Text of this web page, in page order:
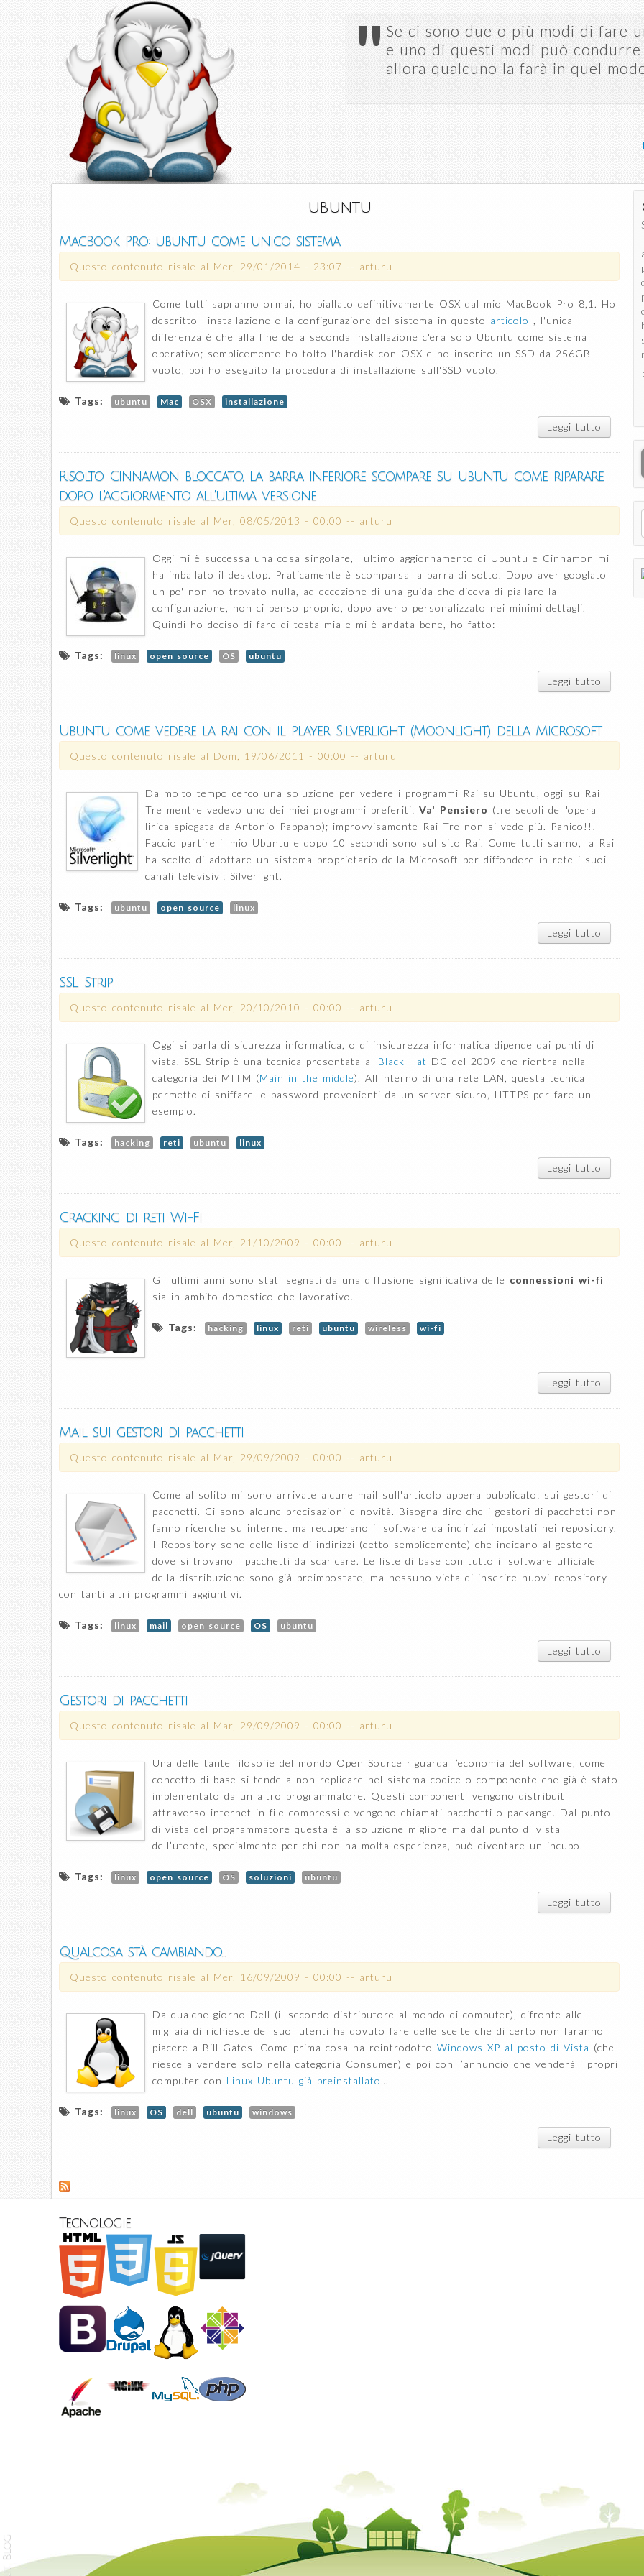
principale
" Se ci sono due o più modi di fare
e uno di questi modi può
allora qualcuno la farà in quel
ubuntu
MacBook Pro: ubuntu come unico sistema
Questo contenuto risale al Mer, 29/01/2014 - 23:07 -- arturu
Come tutti sapranno ormai, ho piallato definitivamente OSX dal mio MacBook Pro 8,1. Ho
descritto l'installazione e la configurazione del sistema in questo articolo , l'unica
differenza è che alla fine della seconda installazione c'era solo Ubuntu come sistema
operativo; semplicemente ho tolto l'hardisk con OSX e ho inserito un SSD da 256GB
vuoto, poi ho eseguito la procedura di installazione sull'SSD vuoto.
Tags: ubuntu Mac OSX installazione
Leggi tutto
Pro:
unico
sistema
Risolto Cinnamon bloccato, la barra inferiore scompare su ubuntu come riparare
dopo l'aggiormento all'ultima versione
Questo contenuto risale al Mer, 08/05/2013 - 00:00 -- arturu
Oggi mi è successa una cosa singolare, l'ultimo aggiornamento di Ubuntu e Cinnamon mi
ha imballato il desktop. Praticamente è scomparsa la barra di sotto. Dopo aver googlato
un po' non ho trovato nulla, ad eccezione di una guida che diceva di piallare la
configurazione, non ci penso proprio, dopo averlo personalizzato nei minimi dettagli.
Quindi ho deciso di fare di testa mia e mi è andata bene, ho fatto:
Tags: linux open source OS ubuntu
Leggi tutto
ubuntu
Ubuntu come vedere la rai con il player Silverlight (Moonlight) della Microsoft
Questo contenuto risale al Dom, 19/06/2011 - 00:00 -- arturu
Da molto tempo cerco una soluzione per vedere i programmi Rai su Ubuntu, oggi su Rai
Tre mentre vedevo uno dei miei programmi preferiti: Va' Pensiero (tre secoli dell'opera
lirica spiegata da Antonio Pappano); improvvisamente Rai Tre non si vede più. Panico!!!
Faccio partire il mio Ubuntu e dopo 10 secondi sono sul sito Rai. Come tutti sanno, la Rai
ha scelto di adottare un sistema proprietario della Microsoft per diffondere in rete i suoi
canali televisivi: Silverlight.
Tags: ubuntu open source linux
Leggi tutto
vedere
SSL Strip
Questo contenuto risale al Mer, 20/10/2010 - 00:00 -- arturu
Oggi si parla di sicurezza informatica, o di insicurezza informatica dipende dai punti di
vista. SSL Strip è una tecnica presentata al Black Hat DC del 2009 che rientra nella
categoria dei MITM (Main in the middle). All'interno di una rete LAN, questa tecnica
permette di sniffare le password provenienti da un server sicuro, HTTPS per fare un
esempio.
Tags: hacking reti ubuntu linux
Leggi tutto
SSL
Strip
Cracking di reti Wi-Fi
Questo contenuto risale al Mer, 21/10/2009 - 00:00 -- arturu
Gli ultimi anni sono stati segnati da una diffusione significativa delle connessioni wi-fi
sia in ambito domestico che lavorativo.
Tags: hacking linux reti ubuntu wireless wi-fi
Leggi tutto
di reti
Mail sui gestori di pacchetti
Questo contenuto risale al Mar, 29/09/2009 - 00:00 -- arturu
Come al solito mi sono arrivate alcune mail sull'articolo appena pubblicato: sui gestori di
pacchetti. Ci sono alcune precisazioni e novità. Bisogna dire che i gestori di pacchetti non
fanno ricerche su internet ma recuperano il software da indirizzi impostati nei repository.
I Repository sono delle liste di indirizzi (detto semplicemente) che indicano al gestore
dove si trovano i pacchetti da scaricare. Le liste di base con tutto il software ufficiale
della distribuzione sono già preimpostate, ma nessuno vieta di inserire nuovi repository
con tanti altri programmi aggiuntivi.
Tags: linux mail open source OS ubuntu
Leggi tutto
gestori
Gestori di pacchetti
Questo contenuto risale al Mar, 29/09/2009 - 00:00 -- arturu
Una delle tante filosofie del mondo Open Source riguarda l’economia del software, come
concetto di base si tende a non replicare nel sistema codice o componente che già è stato
implementato da un altro programmatore. Questi componenti vengono distribuiti
attraverso internet in file compressi e vengono chiamati pacchetti o packange. Dal punto
di vista del programmatore questa è la soluzione migliore ma dal punto di vista
dell’utente, specialmente per chi non ha molta esperienza, può diventare un incubo.
Tags: linux open source OS soluzioni ubuntu
Leggi tutto
Gestori
Qualcosa stà cambiando...
Questo contenuto risale al Mer, 16/09/2009 - 00:00 -- arturu
Da qualche giorno Dell (il secondo distributore al mondo di computer), difronte alle
migliaia di richieste dei suoi utenti ha dovuto fare delle scelte che di certo non faranno
piacere a Bill Gates. Come prima cosa ha reintrodotto Windows XP al posto di Vista (che
riesce a vendere solo nella categoria Consumer) e poi con l’annuncio che venderà i propri
computer con Linux Ubuntu già preinstallato…
Tags: linux OS dell ubuntu windows
Leggi tutto
Tecnologie